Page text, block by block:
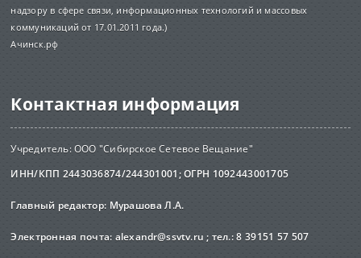
надзору в сфере связи, информационных технологий и массовых
коммуникаций от 17.01.2011 года.)
Ачинск.рф
Контактная информация
Учредитель: ООО "Сибирское Сетевое Вещание"
ИНН/КПП 2443036874/244301001; ОГРН 1092443001705
Главный редактор: Мурашова Л.А.
Электронная почта: alexandr@ssvtv.ru; тел.: 8 39151 57 507